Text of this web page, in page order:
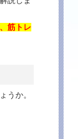
筋トレ
うか。